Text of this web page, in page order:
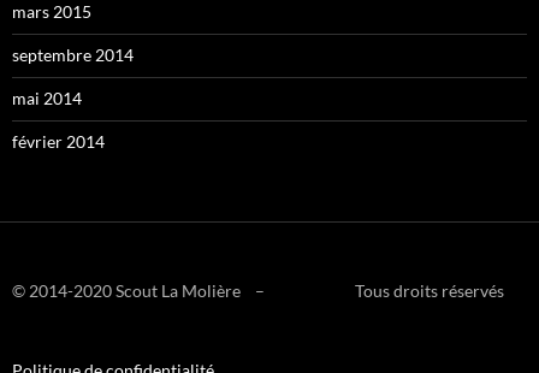
mars 2015
septembre 2014
mai 2014
février 2014
© 2014-2020 Scout La Molière – Tous droits réservés